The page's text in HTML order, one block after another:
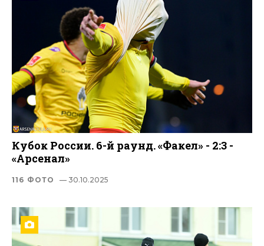
Кубок России. 6-й раунд. «Факел» - 2:3 -
«Арсенал»
116 ФОТО — 30.10.2025